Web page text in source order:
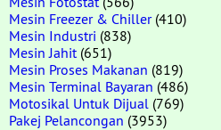
Mesin Freezer & Chiller(410)
Mesin Industri (838)
Mesin Jahit (651)
Mesin Proses Makanan (819)
Mesin Terminal Bayaran (486)
Motosikal Untuk Dijual (769)
Pakej Pelancongan (3953)